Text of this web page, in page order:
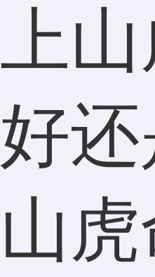
上
好
山